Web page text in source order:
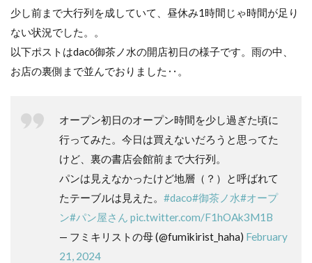
ス
ペ
ー
ス
は
度
Ｍ
少し前まで大行列を成していて、昼休み1時間じゃ時間が足り
ない状況でした。。
以下ポストはdacō御茶ノ水の開店初日の様子です。雨の中、
お店の裏側まで並んでおりました‥。
オープン初日のオープン時間を少し過ぎた頃に
行ってみた。今日は買えないだろうと思ってた
けど、裏の書店会館前まで大行列。
パンは見えなかったけど地層（？）と呼ばれて
たテーブルは見えた。 #daco#御茶ノ水#オープ
ン#パン屋さん pic.twitter.com/F1hOAk3M1B
— フミキリストの母 (@fumikirist_haha) February
21, 2024